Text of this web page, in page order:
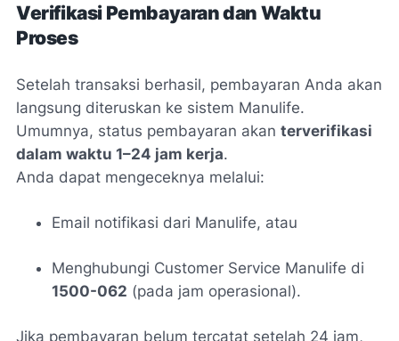
Verifikasi Pembayaran dan Waktu
Proses
Setelah transaksi berhasil, pembayaran Anda akan
langsung diteruskan ke sistem Manulife.
Umumnya, status pembayaran akan terverifikasi
dalam waktu 1–24 jam kerja.
Anda dapat mengeceknya melalui:
Email notifikasi dari Manulife, atau
Menghubungi Customer Service Manulife di
1500-062 (pada jam operasional).
Jika pembayaran belum tercatat setelah 24 jam,